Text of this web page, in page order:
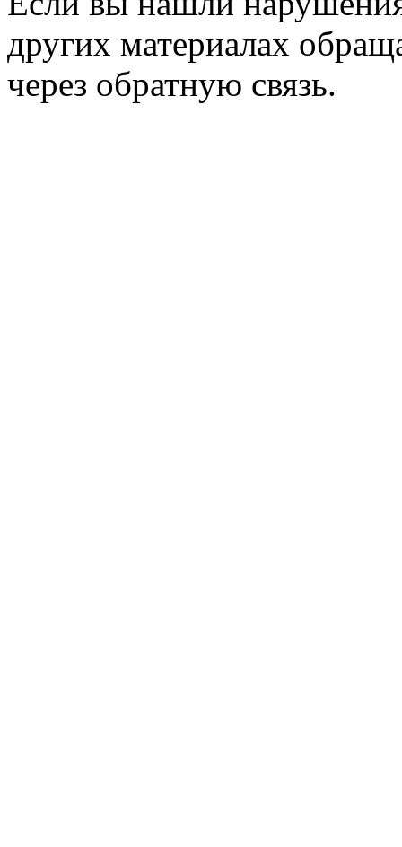
других материалах
через обратную связь.